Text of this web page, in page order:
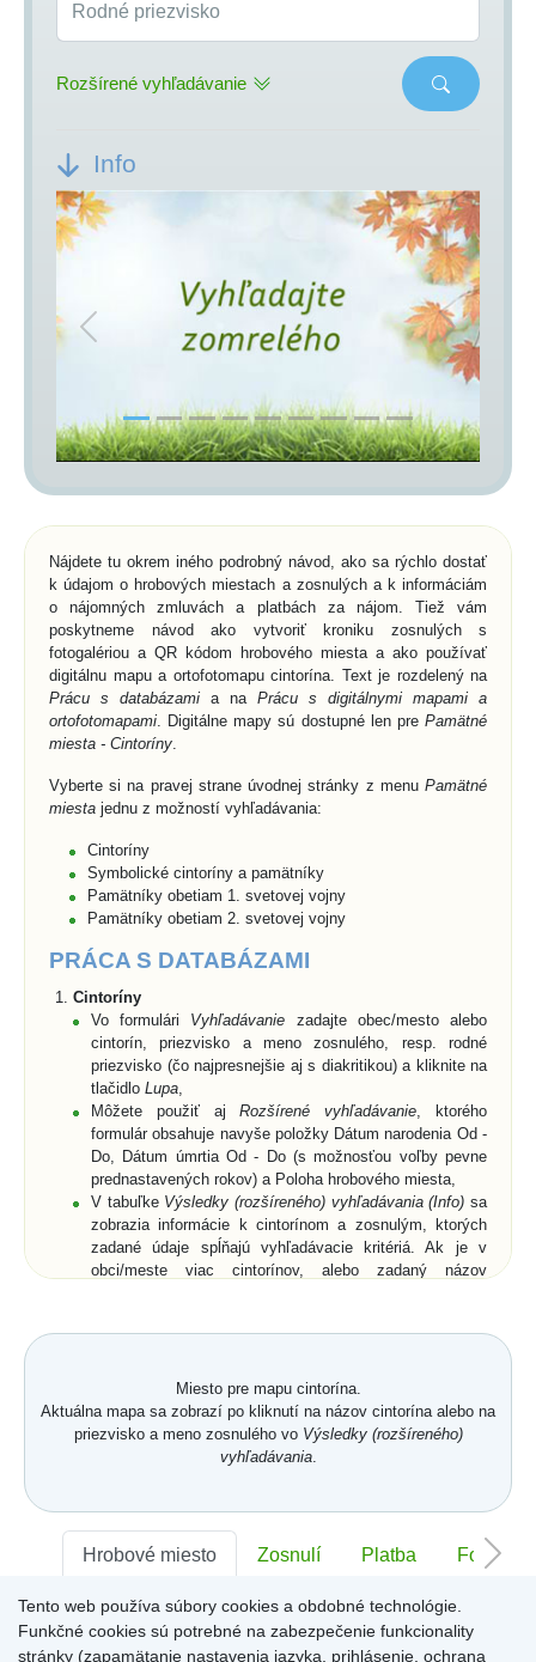
Rodné priezvisko
Rozšírené vyhľadávanie
Info
Previous Next
Nájdete tu okrem iného podrobný návod, ako sa rýchlo dostať
k údajom o hrobových miestach a zosnulých a k informáciám
o nájomných zmluvách a platbách za nájom. Tiež vám
poskytneme návod ako vytvoriť kroniku zosnulých s
fotogalériou a QR kódom hrobového miesta a ako používať
digitálnu mapu a ortofotomapu cintorína. Text je rozdelený na
Prácu s databázami a na Prácu s digitálnymi mapami a
ortofotomapami . Digitálne mapy sú dostupné len pre Pamätné
miesta - Cintoríny
Vyberte si na pravej strane úvodnej stránky z menu Pamätné
miesta jednu z možností vyhľadávania:
Cintoríny
Symbolické cintoríny a pamätníky
Pamätníky obetiam 1. svetovej vojny
Pamätníky obetiam 2. svetovej vojny
PRÁCA S DATABÁZAMI
Cintoríny
Vo formulári Vyhľadávanie zadajte obec/mesto alebo
cintorín, priezvisko a meno zosnulého, resp. rodné
priezvisko (čo najpresnejšie aj s diakritikou) a kliknite na
tlačidlo Lupa
Môžete použiť ajRozšírené vyhľadávanie , ktorého
formulár obsahuje navyše položky Dátum narodenia Od -
Do, Dátum úmrtia Od - Do (s možnosťou voľby pevne
prednastavených rokov) a Poloha hrobového miesta,
V tabuľke Výsledky (rozšíreného) vyhľadávania (Info) sa
zobrazia informácie k cintorínom a zosnulým, ktorých
zadané údaje spĺňajú vyhľadávacie kritériá. Ak je v
obci/meste viac cintorínov, alebo zadaný názov
zosnulého resp. jeho rodné priezvisko) vo všetkých
Vyberte zo zoznamu cintorín alebo zosnulého a
kliknutím potvrďte výber,
Zobrazí saKarta hrobového miesta so záložkami
... (viď. popis nižšie) a buď len
Karte hrobového miesta
sú v pravom hornom rohu
ikonyMapa,GPS aZdieľať. Po kliknutí na ne sa
súradnice hrobového miesta (funkcia môže byť pre daný
cintorín uzamknutá) alebo získate URL adresu aktuálne
zobrazenej stránky.
Miesto pre mapu cintorína.
Aktuálna mapa sa zobrazí po kliknutí na názov cintorína alebo na
priezvisko a meno zosnulého vo Výsledky (rozšíreného)
vyhľadávania.
Hrobové miesto Zosnulí Platba Foto
Sektor:- Rad:- Číslo:-
Tento web používa súbory cookies a obdobné technológie.
Funkčné cookies sú potrebné na zabezpečenie funkcionality
stránky (zapamätanie nastavenia jazyka, prihlásenie, ochrana